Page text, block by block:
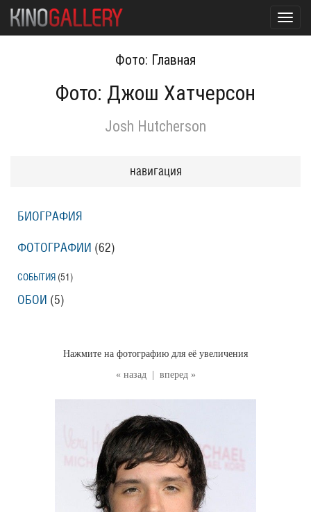
Фото: Главная
Фото: Джош Хатчерсон
Josh Hutcherson
« назад вперед »
Нажмите на фотографию для её увеличения
навигация
БИОГРАФИЯ
ФОТОГРАФИИ (62)
СОБЫТИЯ (51 )
ОБОИ (5)